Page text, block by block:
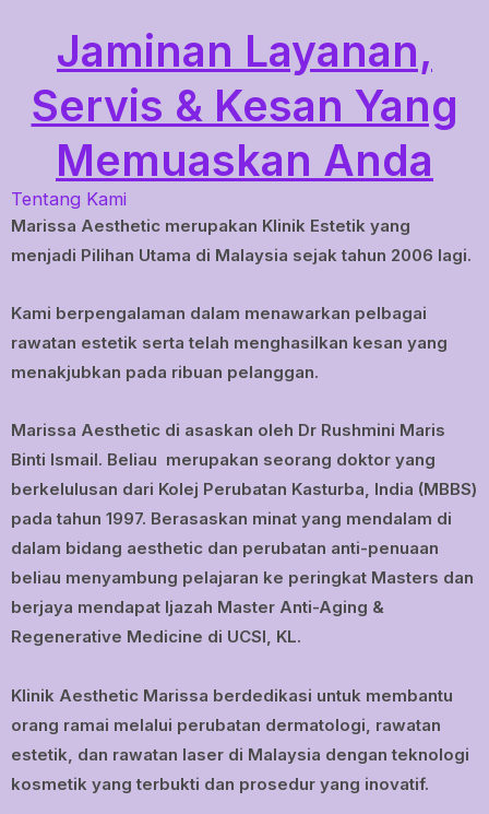
Jaminan Layanan,
Servis & Kesan Yang
Memuaskan Anda
Tentang Kami
Marissa Aesthetic merupakan Klinik Estetik yang
menjadi Pilihan Utama di Malaysia sejak tahun 2006 lagi.
Kami berpengalaman dalam menawarkan pelbagai
rawatan estetik serta telah menghasilkan kesan yang
menakjubkan pada ribuan pelanggan.
Marissa Aesthetic di asaskan oleh Dr Rushmini Maris
Binti Ismail. Beliau merupakan seorang doktor yang
berkelulusan dari Kolej Perubatan Kasturba, India (MBBS)
pada tahun 1997. Berasaskan minat yang mendalam di
dalam bidang aesthetic dan perubatan anti-penuaan
beliau menyambung pelajaran ke peringkat Masters dan
berjaya mendapat Ijazah Master Anti-Aging &
Regenerative Medicine di UCSI, KL.
Klinik Aesthetic Marissa berdedikasi untuk membantu
orang ramai melalui perubatan dermatologi, rawatan
estetik, dan rawatan laser di Malaysia dengan teknologi
kosmetik yang terbukti dan prosedur yang inovatif.